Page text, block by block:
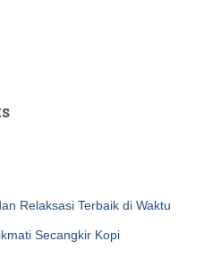
Relaksasi Terbaik di Waktu
Secangkir Kopi